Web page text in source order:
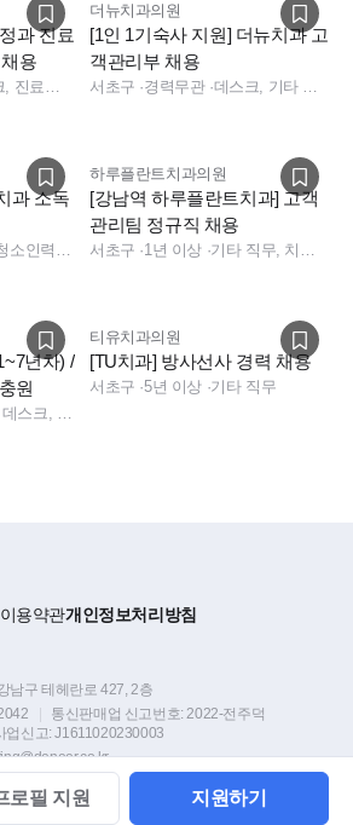
지원하기
로필 지원
용
데스크, 진료실, 기타 직무
더뉴치과의원
[1인 1기숙사 지원] 더뉴치과 고
객관리부 채용
서초구 ·경력무관· 데스크, 기타 직무, 데스크, 기타
과 소독
치과 청소인력, 소독실
하루플란트치과의원
[강남역 하루플란트치과] 고객
관리팀 정규직 채용
서초구 ·1년 이상 · 기타 직무, 치과 상담, 치과 사무직, 상담, 전화응대(CS), 기타
년차) /
원
진료실, 데스크, 데스크, 전화응대(CS), 치과 소독인력
티유치과의원
[TU치과] 방사선사 경력 채용
서초구 ·5년 이상 ·기타 직무
이용약관개인정보처리방침
남구 테헤란로 427, 2층
통신판매업 신고번호:2022-전주덕
업신고:J1611020230003
all rights reserved.